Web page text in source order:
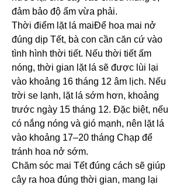
đảm bảo độ ẩm vừa phải.
Thời điểm lặt lá maiĐể hoa mai nở
đúng dịp Tết, bà con cần căn cứ vào
tình hình thời tiết. Nếu thời tiết ấm
nóng, thời gian lặt lá sẽ được lùi lại
vào khoảng 16 tháng 12 âm lịch. Nếu
trời se lạnh, lặt lá sớm hơn, khoảng
trước ngày 15 tháng 12. Đặc biệt, nếu
có nắng nóng và gió mạnh, nên lặt lá
vào khoảng 17–20 tháng Chạp để
tránh hoa nở sớm.
Chăm sóc mai Tết đúng cách sẽ giúp
cây ra hoa đúng thời gian, mang lại